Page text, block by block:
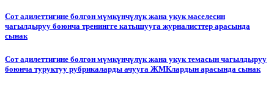
Сот адилеттигине болгон мүмкүнчүлүк жана укук маселесин
чагылдыруу боюнча тренингге катышууга журналисттер арасында
сынак
Сот адилеттигине болгон мүмкүнчүлүк жана укук темасын чагылдыруу
боюнча туруктуу рубрикаларды ачууга ЖМКлардын арасында сынак